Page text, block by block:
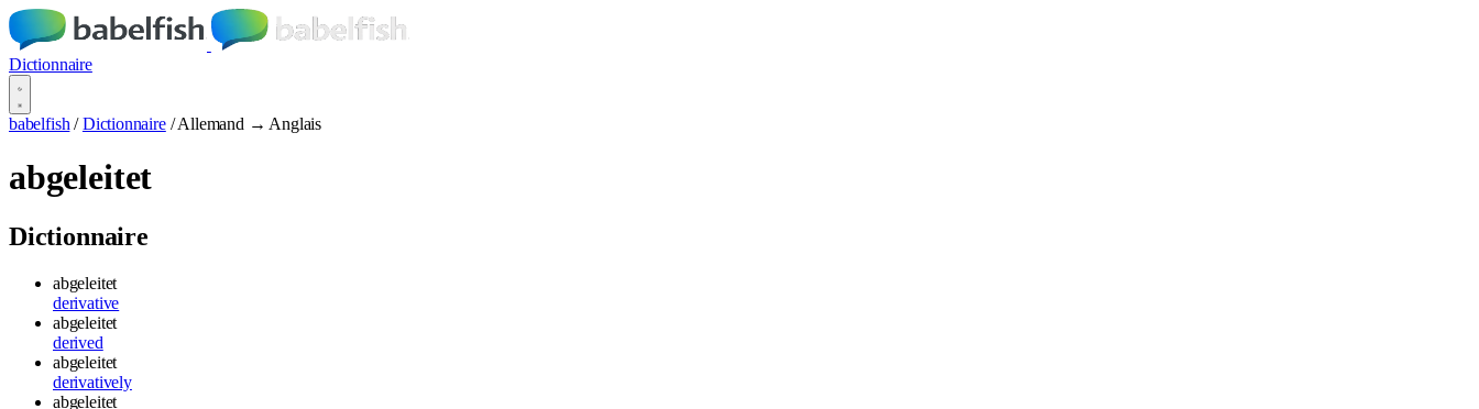
Dictionnaire
babelfish / Dictionnaire / Allemand → Anglais
abgeleitet
Dictionnaire
abgeleitet
derivative
abgeleitet
derived
abgeleitet
derivatively
abgeleitet